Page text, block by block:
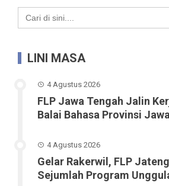
Search
for:
LINI MASA
4 Agustus 2026
FLP Jawa Tengah Jalin
Balai Bahasa Provinsi
4 Agustus 2026
Gelar Rakerwil, FLP
Sejumlah Program